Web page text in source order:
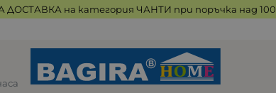
на категория ЧАНТИ при поръчка над 100